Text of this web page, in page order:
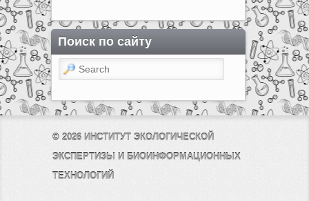
Поиск по сайту
Search
© 2026 ИНСТИТУТ ЭКОЛОГИЧЕСКОЙ
ЭКСПЕРТИЗЫ И БИОИНФОРМАЦИОННЫХ
ТЕХНОЛОГИЙ